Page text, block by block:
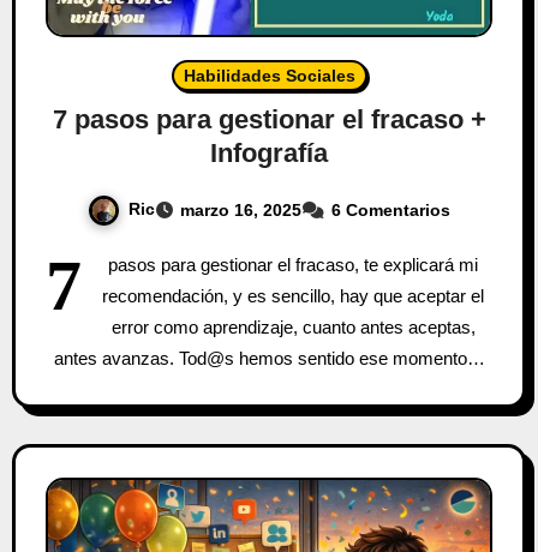
Habilidades Sociales
7 pasos para gestionar el fracaso +
Infografía
Ric marzo 16, 2025 6 Comentarios
7
pasos para gestionar el fracaso, te explicará mi
recomendación, y es sencillo, hay que aceptar el
error como aprendizaje, cuanto antes aceptas,
antes avanzas. Tod@s hemos sentido ese momento…